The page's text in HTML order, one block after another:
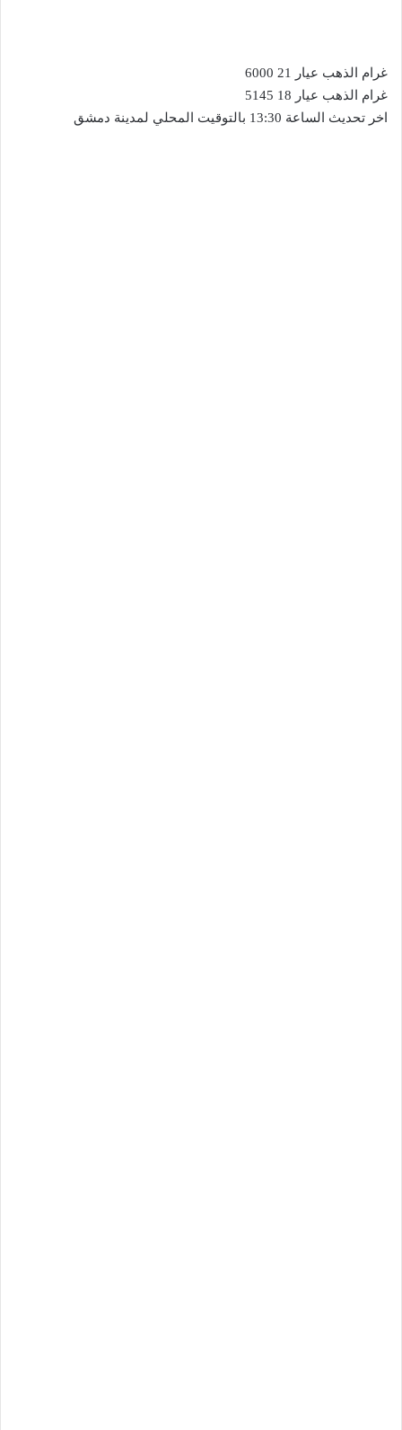
غرام الذهب عيار 21 6000
غرام الذهب عيار 18 5145
اخر تحديث الساعة 13:30 بالتوقيت المحلي لمدينة دمشق